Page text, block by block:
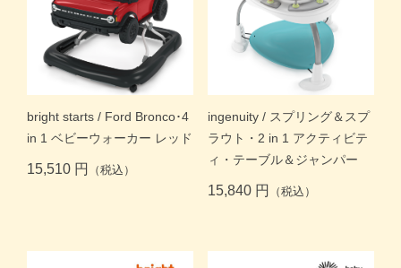
bright starts / Ford Bronco･4
in 1 ベビーウォーカー レッド
15,510 円 （税込）
ingenuity / スプリング＆スプ
ラウト・2 in 1 アクティビテ
ィ・テーブル＆ジャンパー
15,840 円 （税込）